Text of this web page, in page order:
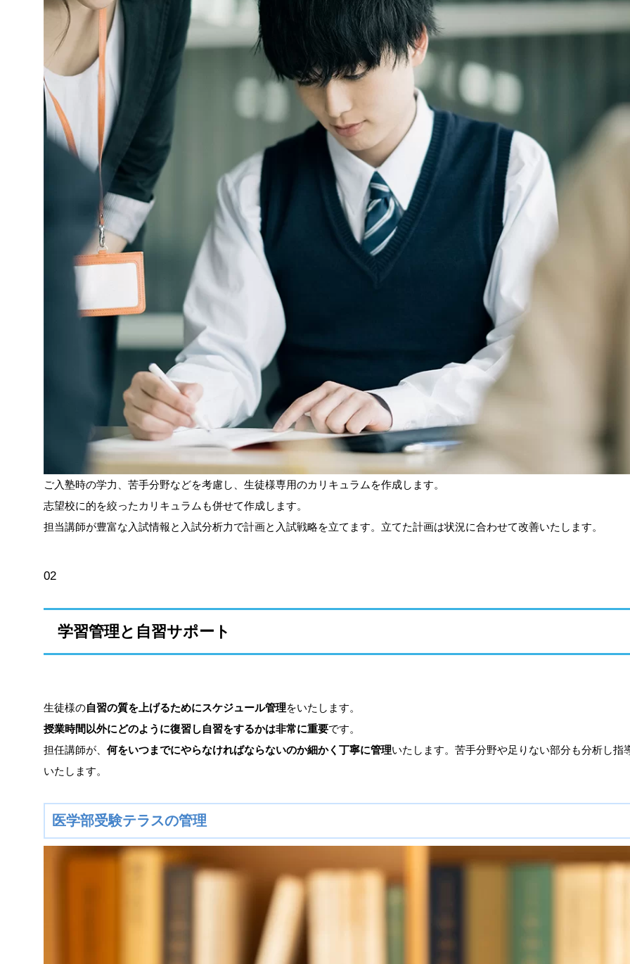
ご入塾時の学力、苦手分野などを考慮し、生徒様専用のカリキュラムを作成します。
志望校に的を絞ったカリキュラムも併せて作成します。
担当講師が豊富な入試情報と入試分析力で計画と入試戦略を立てます。立てた計画は状況に合わせて改善いたします。
02
学習管理と自習サポート
生徒様の自習の質を上げるためにスケジュール管理をいたします。
授業時間以外にどのように復習し自習をするかは非常に重要です。
担任講師が、 何をいつまでにやらなければならないのか細かく丁寧に管理いたします。苦手分野や足りない部分も分析し指
いたします。
医学部受験テラスの管理